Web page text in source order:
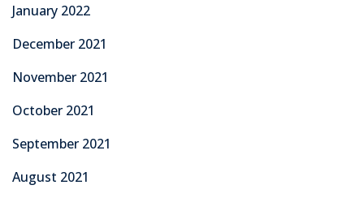
January 2022
December 2021
November 2021
October 2021
September 2021
August 2021